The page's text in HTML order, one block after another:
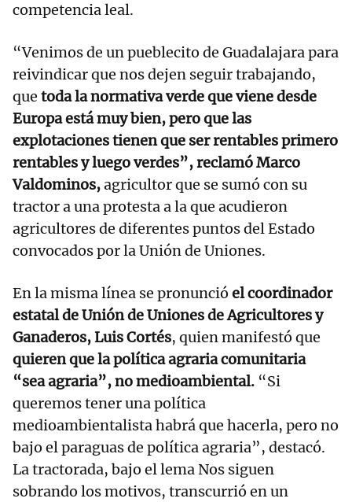
competencia leal.
“Venimos de un pueblecito de Guadalajara para
reivindicar que nos dejen seguir trabajando,
que toda la normativa verde que viene desde
Europa está muy bien, pero que las
explotaciones tienen que ser rentables primero
rentables y luego verdes”, reclamó Marco
Valdominos,agricultor que se sumó con su
tractor a una protesta a la que acudieron
agricultores de diferentes puntos del Estado
convocados por la Unión de Uniones.
En la misma línea se pronunció el coordinador
estatal de Unión de Uniones de Agricultores y
Ganaderos, Luis Cortés, quien manifestó que
quieren que la política agraria comunitaria
“sea agraria”, no medioambiental. “Si
queremos tener una política
medioambientalista habrá que hacerla, pero no
bajo el paraguas de política agraria”, destacó.
La tractorada, bajo el lema Nos siguen
sobrando los motivos, transcurrió en un